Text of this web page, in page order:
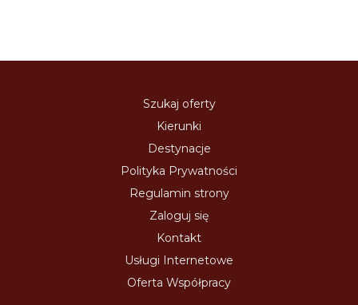
Szukaj oferty
Kierunki
Destynacje
Polityka Prywatności
Regulamin strony
Zaloguj się
Kontakt
Usługi Internetowe
Oferta Współpracy